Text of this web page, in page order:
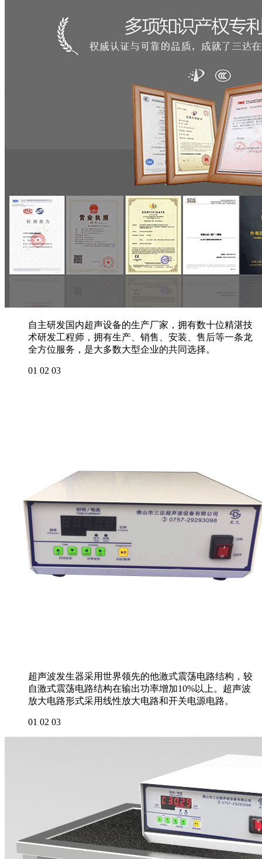
自主研发国内超声设备的生产厂家，拥有数十位精湛技
术研发工程师，拥有生产、销售、安装、售后等一条龙
全方位服务，是大多数大型企业的共同选择。
01 02 03
超声波发生器采用世界领先的他激式震荡电路结构，较
自激式震荡电路结构在输出功率增加10%以上。超声波
放大电路形式采用线性放大电路和开关电源电路。
01 02 03